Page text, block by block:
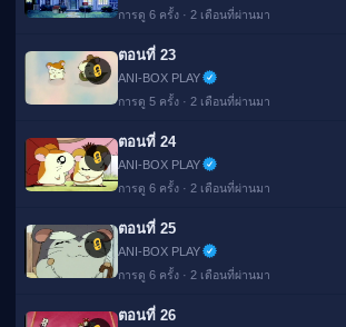
การดู 6 ครั้ง · 2 เดือนที่ผ่านมา
🔒
ตอนที่ 23
ANI-BOX PLAY
การดู 5 ครั้ง · 2 เดือนที่ผ่านมา
🔒
ตอนที่ 24
ANI-BOX PLAY
การดู 6 ครั้ง · 2 เดือนที่ผ่านมา
🔒
ตอนที่ 25
ANI-BOX PLAY
การดู 6 ครั้ง · 2 เดือนที่ผ่านมา
ตอนที่ 26